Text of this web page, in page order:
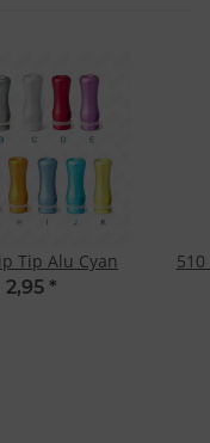
Tip Alu Cyan
2,95 *